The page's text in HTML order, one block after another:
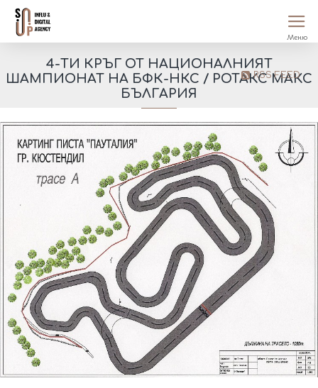
4-ТИ КРЪГ ОТ НАЦИОНАЛНИЯТ
ШАМПИОНАТ НА БФК-НКС / РОТАКС МАКС
БЪЛГАРИЯ
RSS FEED